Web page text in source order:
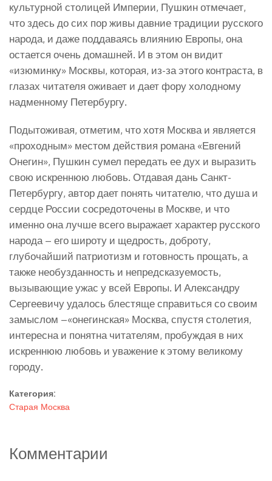
культурной столицей Империи, Пушкин отмечает,
что здесь до сих пор живы давние традиции русского
народа, и даже поддаваясь влиянию Европы, она
остается очень домашней. И в этом он видит
«изюминку» Москвы, которая, из-за этого контраста, в
глазах читателя оживает и дает фору холодному
надменному Петербургу.
Подытоживая, отметим, что хотя Москва и является
«проходным» местом действия романа «Евгений
Онегин», Пушкин сумел передать ее дух и выразить
свою искреннюю любовь. Отдавая дань Санкт-
Петербургу, автор дает понять читателю, что душа и
сердце России сосредоточены в Москве, и что
именно она лучше всего выражает характер русского
народа – его широту и щедрость, доброту,
глубочайший патриотизм и готовность прощать, а
также необузданность и непредсказуемость,
вызывающие ужас у всей Европы. И Александру
Сергеевичу удалось блестяще справиться со своим
замыслом –«онегинская» Москва, спустя столетия,
интересна и понятна читателям, пробуждая в них
искреннюю любовь и уважение к этому великому
городу.
Категория:
Старая Москва
Комментарии